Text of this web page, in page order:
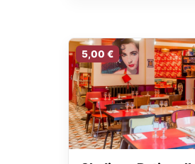
5,00 €